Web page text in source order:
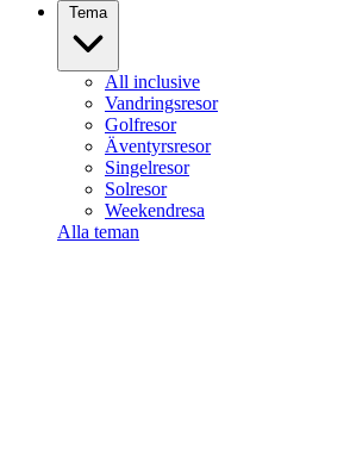
Tema
All inclusive
Vandringsresor
Golfresor
Äventyrsresor
Singelresor
Solresor
Weekendresa
Alla teman